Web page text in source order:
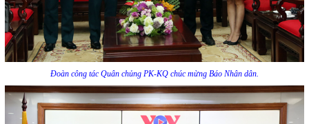
Đoàn công tác Quân chủng PK-KQ chúc mừng Báo Nhân dân